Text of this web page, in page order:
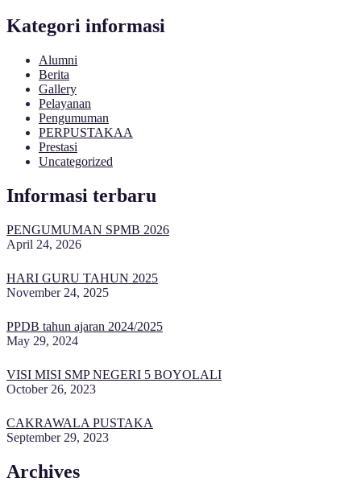
Kategori informasi
Alumni
Berita
Gallery
Pelayanan
Pengumuman
PERPUSTAKAA
Prestasi
Uncategorized
Informasi terbaru
PENGUMUMAN SPMB 2026
April 24, 2026
HARI GURU TAHUN 2025
November 24, 2025
PPDB tahun ajaran 2024/2025
May 29, 2024
VISI MISI SMP NEGERI 5 BOYOLALI
October 26, 2023
CAKRAWALA PUSTAKA
September 29, 2023
Archives